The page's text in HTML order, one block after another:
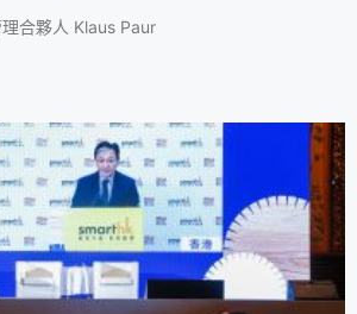
合夥人 Klaus Paur